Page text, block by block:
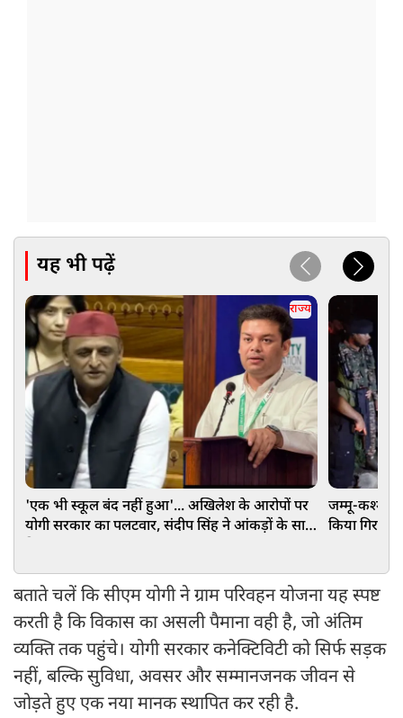
यह भी पढ़ें
राज्य
'एक भी स्कूल बंद नहीं हुआ'... अखिलेश के आरोपों पर
योगी सरकार का पलटवार, संदीप सिंह ने आंकड़ों के साथ
जम्मू-कश्मीर:
किया
बताते चलें कि सीएम योगी ने ग्राम परिवहन योजना यह स्पष्ट
करती है कि विकास का असली पैमाना वही है, जो अंतिम
व्यक्ति तक पहुंचे। योगी सरकार कनेक्टिविटी को सिर्फ सड़क
नहीं, बल्कि सुविधा, अवसर और सम्मानजनक जीवन से
जोड़ते हुए एक नया मानक स्थापित कर रही है.